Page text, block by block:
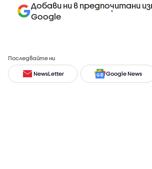
Добави ни в предпочитани
Google
Последвайте ни
NewsLetter Google News